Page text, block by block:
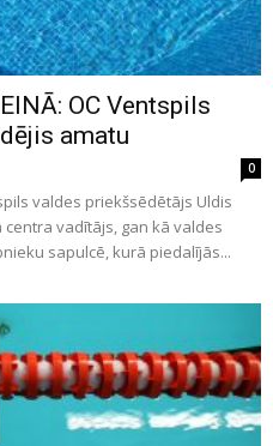
OC Ventspils
amatu
0
valdes priekšsēdētājs Uldis
vadītājs, gan kā valdes
sapulcē, kurā piedalījās...